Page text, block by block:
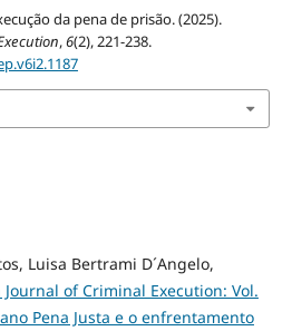
da pena de prisão. (2025).
,6(2), 221-238.
Luisa Bertrami D´Angelo,
of Criminal Execution: Vol.
Pena Justa e o enfrentamento